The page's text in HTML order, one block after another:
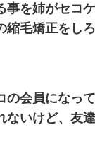
事を姉がセコ
毛矯正をし
の会員になっ
ないけど、友